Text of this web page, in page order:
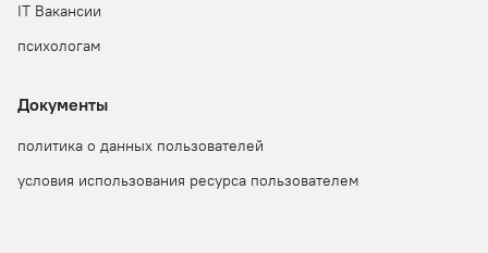
IT Вакансии
психологам
Документы
политика о данных пользователей
условия использования ресурса пользователем